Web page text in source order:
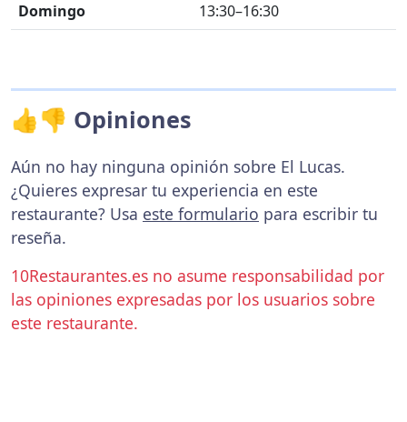
Domingo
13:30–16:30
👍👎 Opiniones
Aún no hay ninguna opinión sobre El Lucas.
¿Quieres expresar tu experiencia en este
restaurante? Usa este formulario para escribir tu
reseña.
10Restaurantes.es no asume responsabilidad por
las opiniones expresadas por los usuarios sobre
este restaurante.